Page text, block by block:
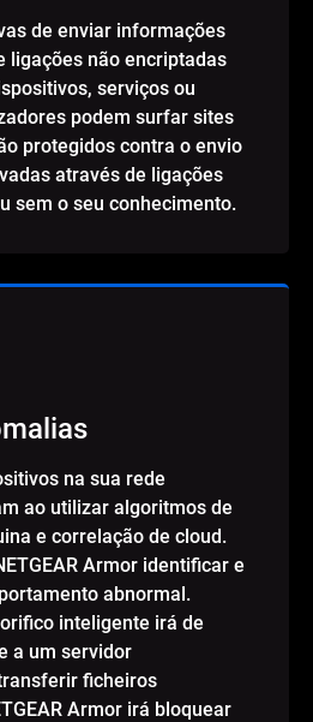
de enviar informações
ligações não encriptadas
serviços ou
podem surfar sites
protegidos contra o envio
através de ligações
sem o seu conhecimento.
na sua rede
ao utilizar algoritmos de
e correlação de cloud.
Armor identificar e
abnormal.
inteligente irá de
a um servidor
ficheiros
Armor irá bloquear